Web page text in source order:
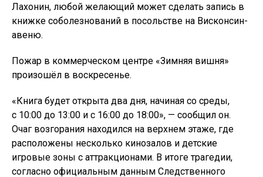
Лахонин, любой желающий может сделать запись в
книжке соболезнований в посольстве на Висконсин-
авеню.
Пожар в коммерческом центре «Зимняя вишня»
произошёл в воскресенье.
«Книга будет открыта два дня, начиная со среды,
с 10:00 до 13:00 и с 16:00 до 18:00», — сообщил он.
Очаг возгорания находился на верхнем этаже, где
расположены несколько кинозалов и детские
игровые зоны с аттракционами. В итоге трагедии,
согласно официальным данным Следственного